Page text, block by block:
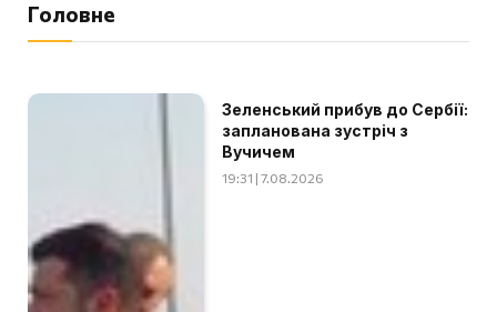
Головне
Зеленський прибув до Сербії:
запланована зустріч з
Вучичем
19:31 | 7.08.2026